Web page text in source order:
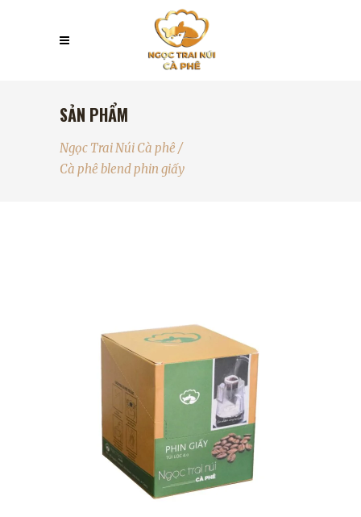
SẢN PHẨM
Ngọc Trai Núi Cà phê /
Cà phê blend phin giấy